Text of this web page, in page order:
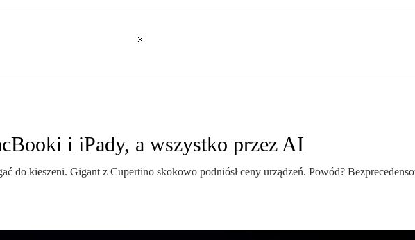
i iPady, a wszystko przez AI
do kieszeni. Gigant z Cupertino skokowo podniósł ceny urządzeń. Powód?